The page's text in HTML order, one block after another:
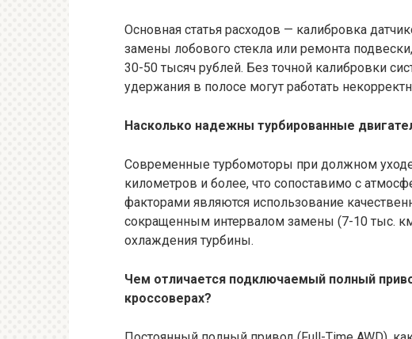
Основная статья расходов — калибровка
замены лобового стекла или ремонта
30-50 тысяч рублей. Без точной калибровки
удержания в полосе могут работать
Насколько надежны турбированные
Современные турбомоторы при должном
километров и более, что сопоставимо с
факторами являются использование
сокращенным интервалом замены (7-10 тыс.
охлаждения турбины.
Чем отличается подключаемый полный
кроссоверах?